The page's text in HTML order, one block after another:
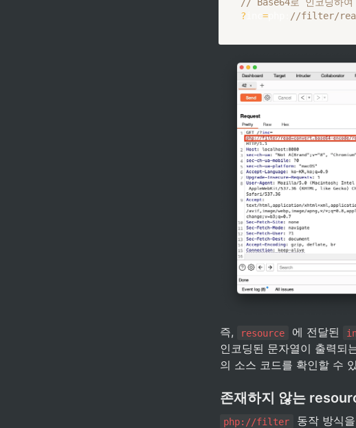
// Base64로 인코딩하
?
= //filter/
즉, resource 에 전달된
인코딩된 문자열이 출력되
의 소스 코드를 확인할 수
존재하지 않는
php://filter 동작 방식